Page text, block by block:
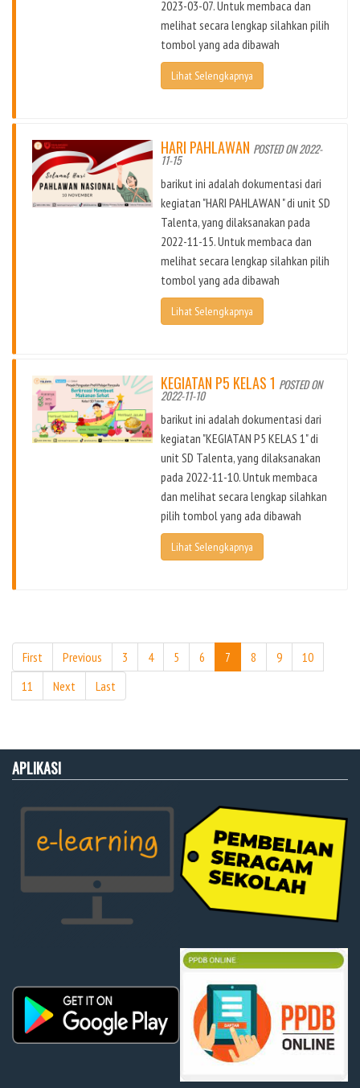
2023-03-07. Untuk membaca dan
melihat secara lengkap silahkan pilih
tombol yang ada dibawah
Lihat Selengkapnya
HARI PAHLAWAN POSTED ON 2022-
11-15
barikut ini adalah dokumentasi dari
kegiatan "HARI PAHLAWAN " di unit SD
Talenta, yang dilaksanakan pada
2022-11-15. Untuk membaca dan
melihat secara lengkap silahkan pilih
tombol yang ada dibawah
Lihat Selengkapnya
KEGIATAN P5 KELAS 1 POSTED ON
2022-11-10
barikut ini adalah dokumentasi dari
kegiatan "KEGIATAN P5 KELAS 1" di
unit SD Talenta, yang dilaksanakan
pada 2022-11-10. Untuk membaca
dan melihat secara lengkap silahkan
pilih tombol yang ada dibawah
Lihat Selengkapnya
First Previous 3 4 5 6 7 8 9
10
11
Next Last
APLIKASI